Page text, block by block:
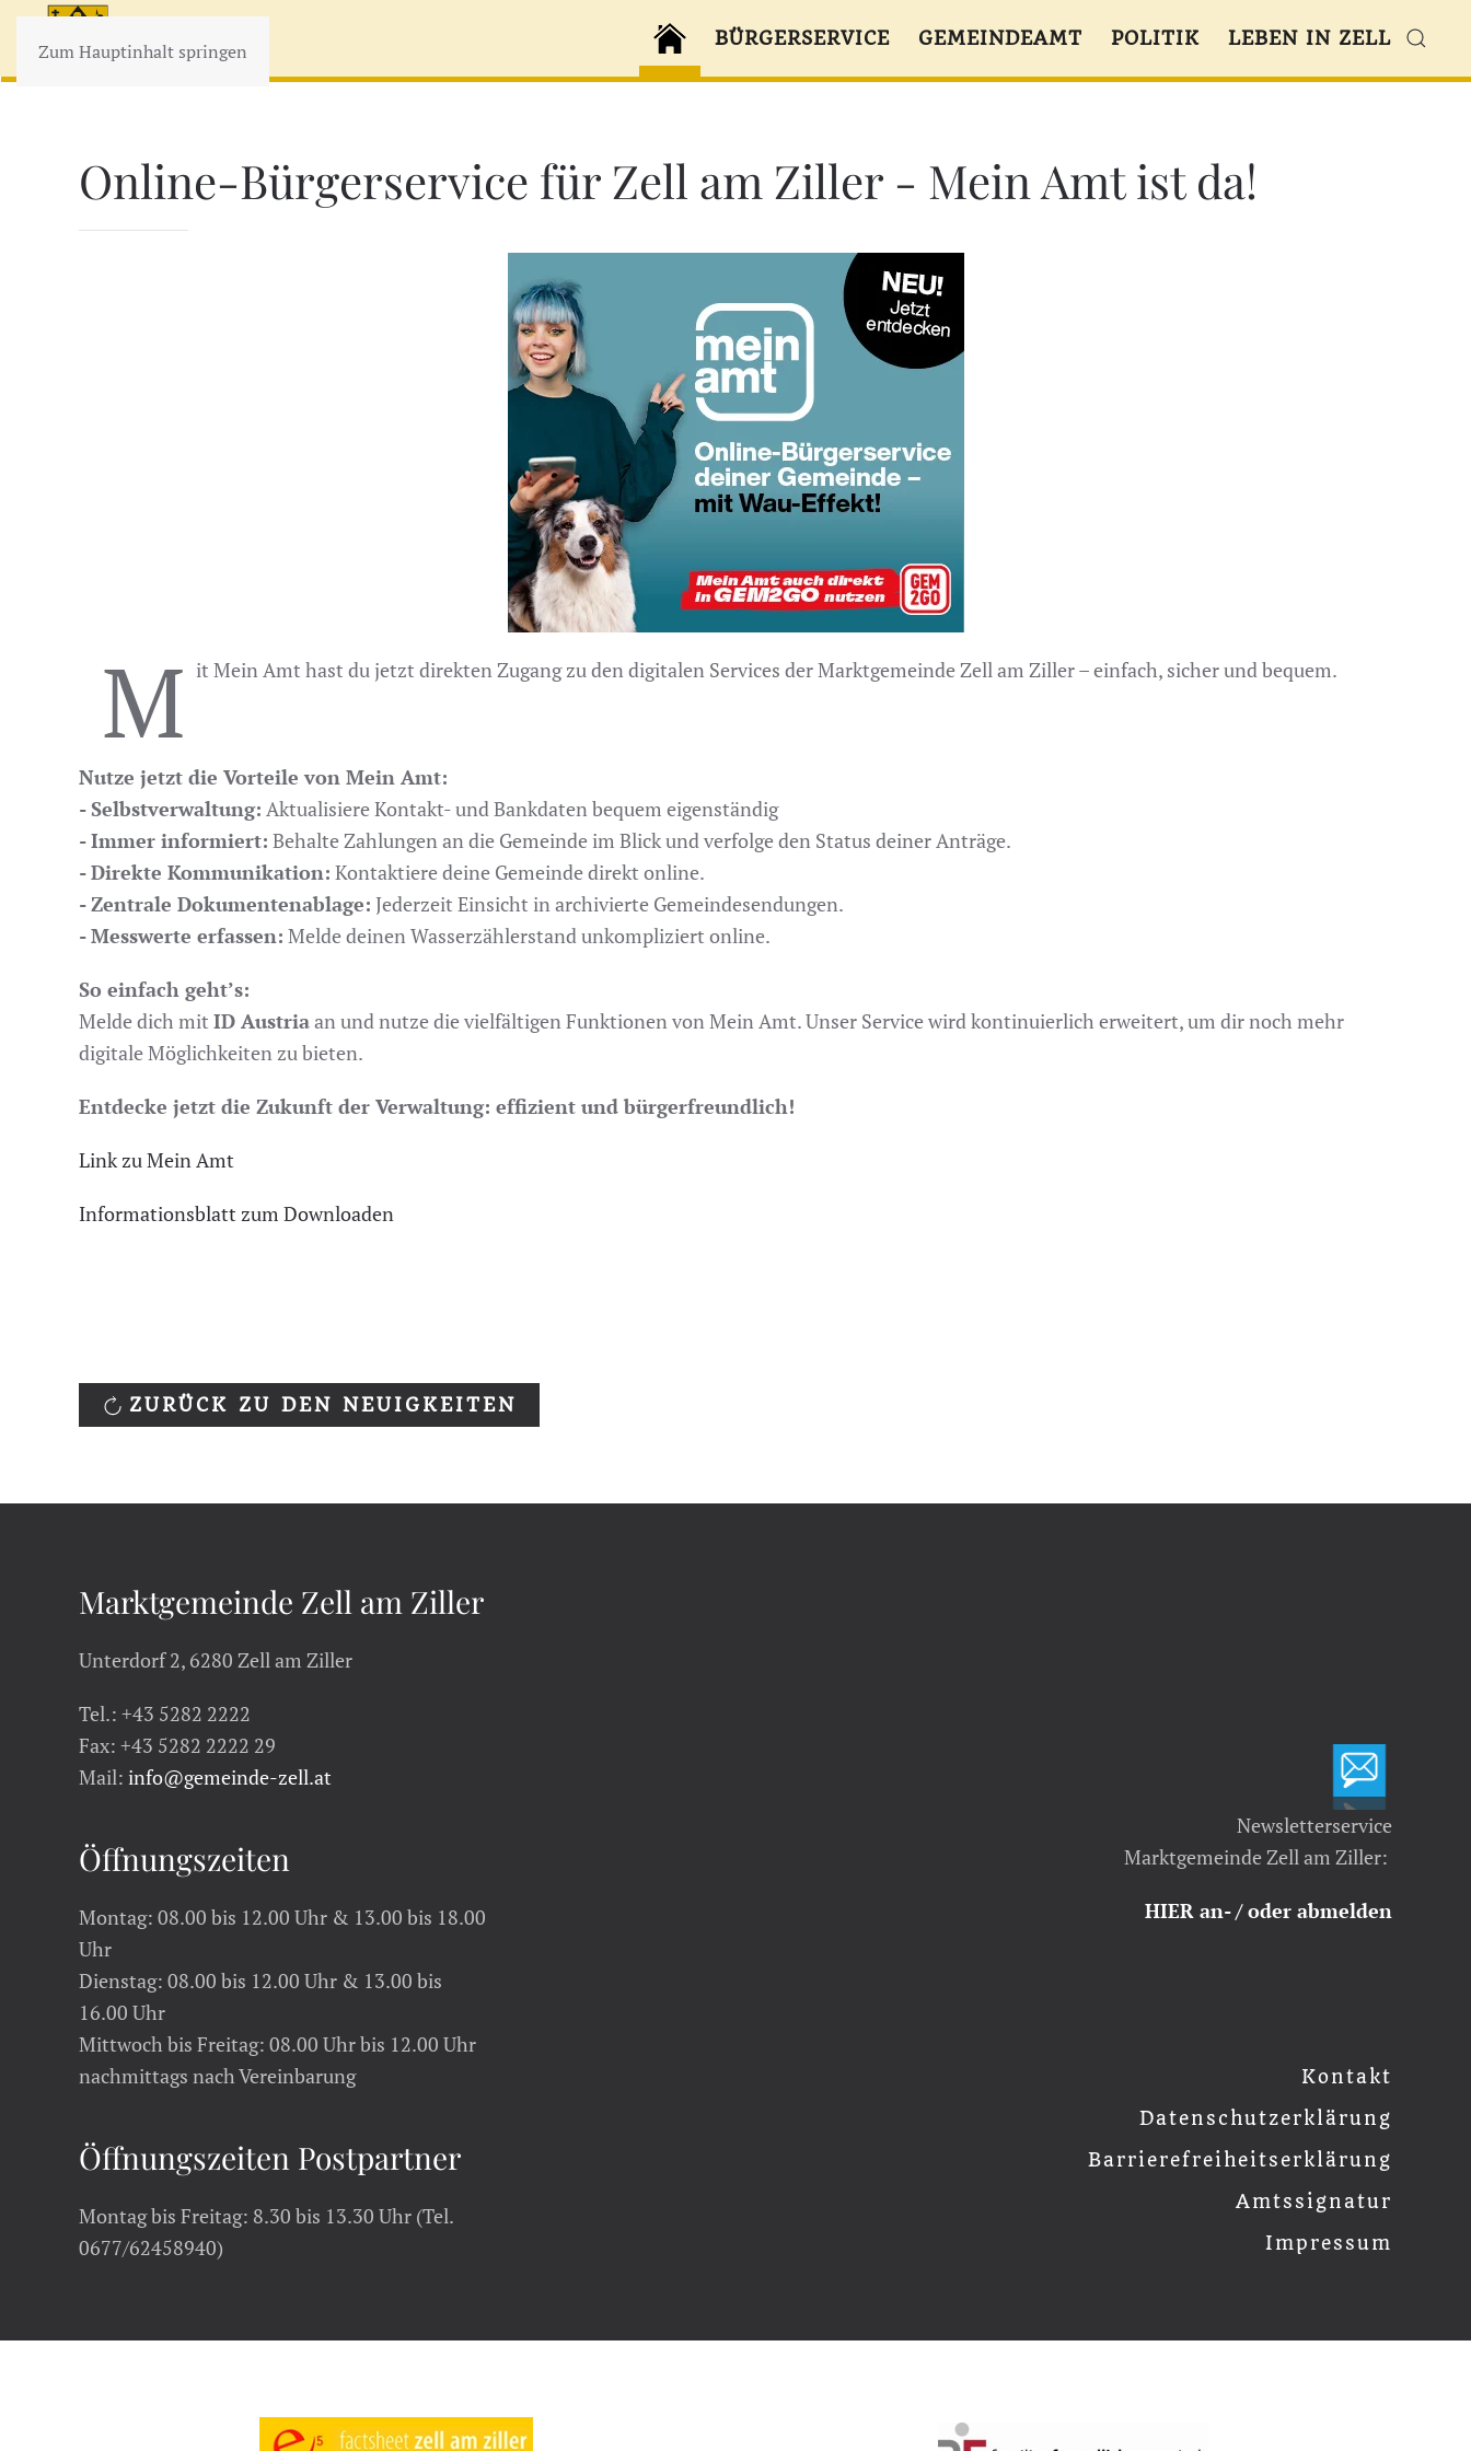
Zum Hauptinhalt springen
BÜRGERSERVICE GEMEINDEAMT POLITIK LEBEN IN ZELL
Online-Bürgerservice für Zell am Ziller - Mein Amt ist da!
M it Mein Amt hast du jetzt direkten Zugang zu den digitalen Services der Marktgemeinde Zell am Ziller – einfach, sicher und bequem.
Nutze jetzt die Vorteile von Mein Amt:
- Selbstverwaltung: Aktualisiere Kontakt- und Bankdaten bequem eigenständig
- Immer informiert: Behalte Zahlungen an die Gemeinde im Blick und verfolge den Status deiner Anträge.
- Direkte Kommunikation: Kontaktiere deine Gemeinde direkt online.
- Zentrale Dokumentenablage: Jederzeit Einsicht in archivierte Gemeindesendungen.
- Messwerte erfassen: Melde deinen Wasserzählerstand unkompliziert online.
So einfach geht’s:
Melde dich mit ID Austriaan und nutze die vielfältigen Funktionen von Mein Amt. Unser Service wird kontinuierlich erweitert, um dir noch mehr
digitale Möglichkeiten zu bieten.
Entdecke jetzt die Zukunft der Verwaltung: effizient und bürgerfreundlich!
Link zu Mein Amt
Informationsblatt zum Downloaden
ZURÜCK ZU DEN NEUIGKEITEN
Marktgemeinde Zell am Ziller
Unterdorf 2, 6280 Zell am Ziller
Tel.: +43 5282 2222
Fax: +43 5282 2222 29
Mail: info@gemeinde-zell.at
Öffnungszeiten
Montag: 08.00 bis 12.00 Uhr & 13.00 bis 18.00
Uhr
Dienstag: 08.00 bis 12.00 Uhr & 13.00 bis
16.00 Uhr
Mittwoch bis Freitag: 08.00 Uhr bis 12.00 Uhr
nachmittags nach Vereinbarung
Öffnungszeiten Postpartner
Montag bis Freitag: 8.30 bis 13.30 Uhr (Tel.
0677/62458940)
Newsletterservice
Marktgemeinde Zell am Ziller:
HIER an- / oder abmelden
Kontakt
Datenschutzerklärung
Barrierefreiheitserklärung
Amtssignatur
Impressum